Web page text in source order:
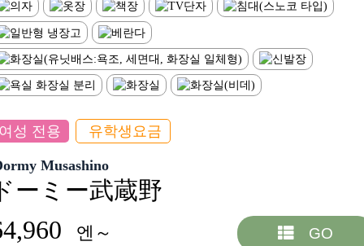
성 전용 유학생요금
Musashino
ーミー武蔵野
엔～ GO